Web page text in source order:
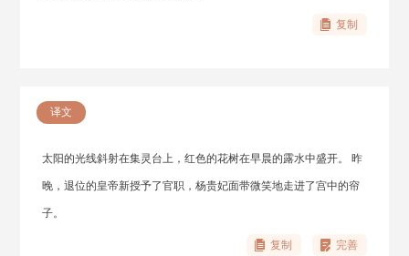
复制
译文
太阳的光线斜射在集灵台上，红色的花树在早晨的露水中盛开。 昨
晚，退位的皇帝新授予了官职，杨贵妃面带微笑地走进了宫中的帘
子。
复制 完善